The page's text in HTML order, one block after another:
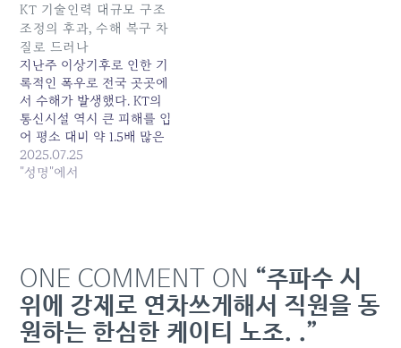
KT 기술인력 대규모 구조
조정의 후과, 수해 복구 차
질로 드러나
지난주 이상기후로 인한 기
록적인 폭우로 전국 곳곳에
서 수해가 발생했다. KT의
통신시설 역시 큰 피해를 입
어 평소 대비 약 1.5배 많은
통신 장애가 발생했다. 그러
나 일주일이 지난 지금까지
정이다. 폭우라는 자연재해
가 주요 원인이지만,…
2025.07.25
"성명"에서
ONE COMMENT ON “주파수 시
위에 강제로 연차쓰게해서 직원을 동
원하는 한심한 케이티 노조. .”